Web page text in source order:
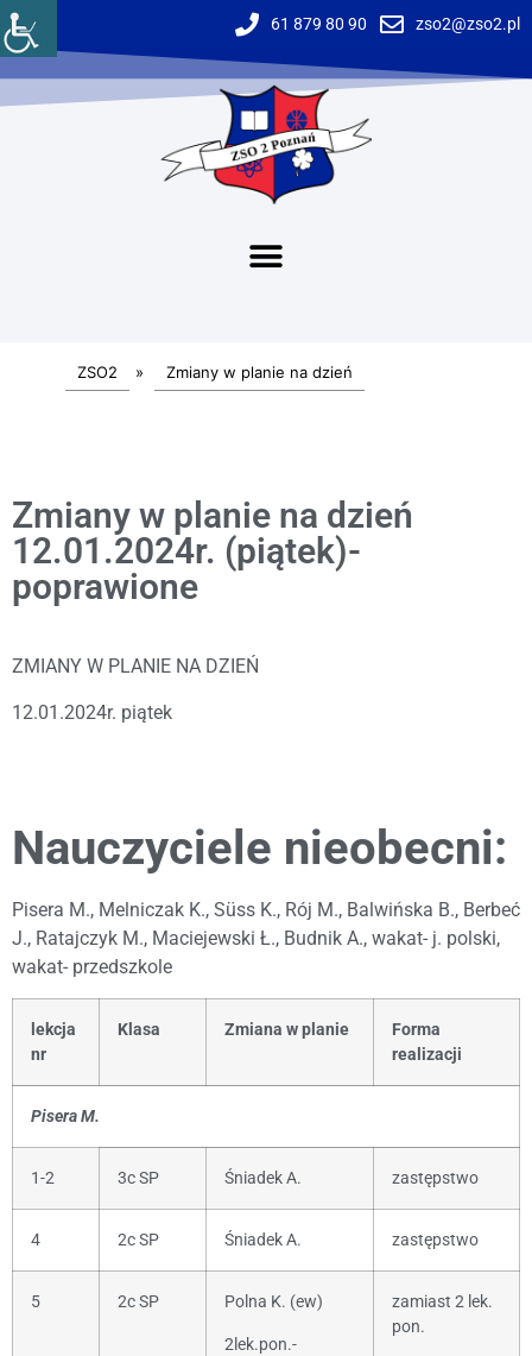
61 879 80 90 zso2@zso2.pl
ZSO2 » Zmiany w planie na dzień
Zmiany w planie na dzień
12.01.2024r. (piątek)-
poprawione
ZMIANY W PLANIE NA DZIEŃ
12.01.2024r. piątek
Nauczyciele nieobecni:
Pisera M., Melniczak K., Süss K., Rój M., Balwińska B., Berbeć
J., Ratajczyk M., Maciejewski Ł., Budnik A., wakat- j. polski,
wakat- przedszkole
lekcja
nr
Klasa Zmiana w planie
Forma
realizacji
Pisera M.
1-2 3c SP Śniadek A. zastępstwo
4 2c SP Śniadek A. zastępstwo
5 2c SP Polna K. (ew)
2lek.pon.-
zamiast 2 lek.
pon.